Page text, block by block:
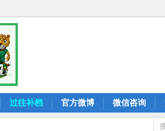
过往补档 官方微博 微信咨询